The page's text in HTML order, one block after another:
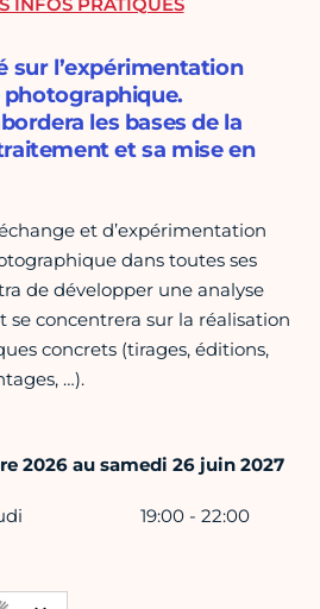
sur l’expérimentation
photographique.
les bases de la
et sa mise en
et d’expérimentation
dans toutes ses
de développer une analyse
se concentrera sur la réalisation
concrets (tirages, éditions,
…).
2026 au samedi 26 juin 2027
19:00 - 22:00
INFOS PRATIQUES